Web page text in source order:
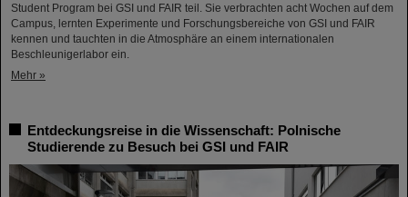
Student Program bei GSI und FAIR teil. Sie verbrachten acht Wochen auf dem
Campus, lernten Experimente und Forschungsbereiche von GSI und FAIR
kennen und tauchten in die Atmosphäre an einem internationalen
Beschleunigerlabor ein.
Mehr »
Entdeckungsreise in die Wissenschaft: Polnische
Studierende zu Besuch bei GSI und FAIR